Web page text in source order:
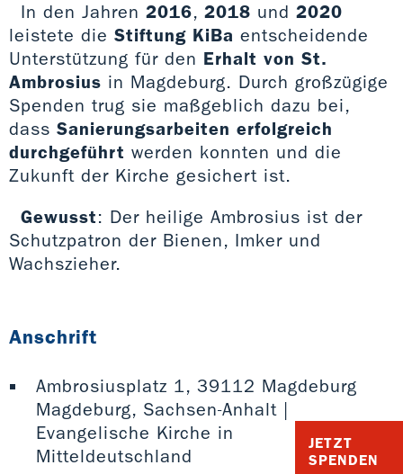
JETZT
SPENDEN
In den Jahren 2016, 2018 und 2020
leistete die Stiftung KiBa entscheidende
Unterstützung für den Erhalt von St.
Ambrosius in Magdeburg. Durch großzügige
Spenden trug sie maßgeblich dazu bei,
dass Sanierungsarbeiten erfolgreich
durchgeführt werden konnten und die
Zukunft der Kirche gesichert ist.
Gewusst: Der heilige Ambrosius ist der
Schutzpatron der Bienen, Imker und
Wachszieher.
Anschrift
Ambrosiusplatz 1, 39112 Magdeburg
Magdeburg, Sachsen-Anhalt |
Evangelische Kirche in
Mitteldeutschland